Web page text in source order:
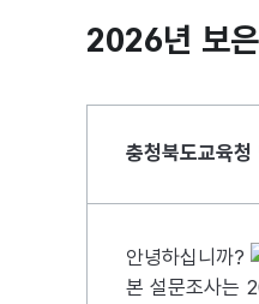
2026년 보
충청북도교육청
안녕하십니까?
본 설문조사는